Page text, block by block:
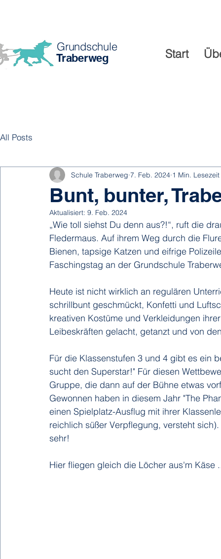
Grundschule
Traberweg Start
All Posts
Bunt, bunter,
Schule Traberweg 7. Feb. 2024 1 Min. Lesezeit
Aktualisiert: 9. Feb. 2024
„Wie toll siehst Du denn aus?!“, ruft die
Fledermaus. Auf ihrem Weg durch die
Bienen, tapsige Katzen und eifrige
Faschingstag an der Grundschule
Heute ist nicht wirklich an regulären
schrillbunt geschmückt, Konfetti und
kreativen Kostüme und Verkleidungen
Leibeskräften gelacht, getanzt und von
Für die Klassenstufen 3 und 4 gibt es ein
sucht den Superstar!" Für diesen
Gruppe, die dann auf der Bühne etwas
Gewonnen haben in diesem Jahr "The
einen Spielplatz-Ausflug mit ihrer
reichlich süßer Verpflegung, versteht
sehr!
Hier fliegen gleich die Löcher aus'm Käse